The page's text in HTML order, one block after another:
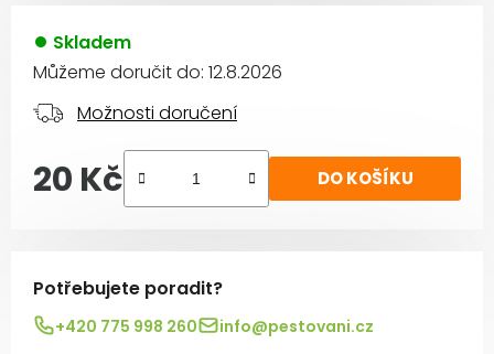
Skladem
Můžeme doručit do: 12.8.2026
Možnosti doručení
20 Kč
Měrná cena:
DO KOŠÍKU
Potřebujete poradit?
+420 775 998 260 info@pestovani.cz